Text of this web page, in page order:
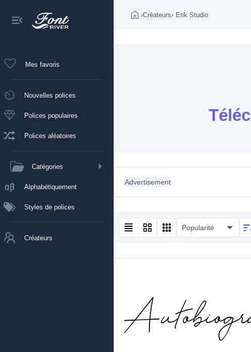
Mes favoris
Nouvelles polices
Polices populaires
Polices aléatoires
Catégories
Alphabétiquement
Styles de polices
Créateurs
›Créateurs› Erik Studio
Advertisement
Popularité